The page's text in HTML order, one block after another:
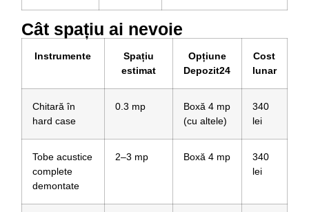
Cât spațiu ai nevoie
Instrumente
Spațiu
estimat
Opțiune
Depozit24
Cost
lunar
Chitară în
hard case
0.3 mp
Boxă 4 mp
(cu altele)
340
lei
Tobe acustice
complete
demontate
2–3 mp Boxă 4 mp
340
lei